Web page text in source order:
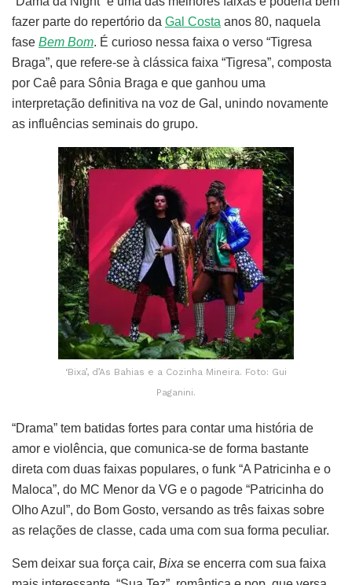
fazer parte do repertório da Gal Costa anos 80, naquela
fase Bem Bom. É curioso nessa faixa o verso “Tigresa
Braga”, que refere-se à clássica faixa “Tigresa”, composta
por Caê para Sônia Braga e que ganhou uma
interpretação definitiva na voz de Gal, unindo novamente
as influências seminais do grupo.
‘Bixa’, d’As Bahias e a Cozinha Mineira. Foto: Gui
Paganini.
“Drama” tem batidas fortes para contar uma história de
amor e violência, que comunica-se de forma bastante
direta com duas faixas populares, o funk “A Patricinha e o
Maloca”, do MC Menor da VG e o pagode “Patricinha do
Olho Azul”, do Bom Gosto, versando as três faixas sobre
as relações de classe, cada uma com sua forma peculiar.
Sem deixar sua força cair, Bixa se encerra com sua faixa